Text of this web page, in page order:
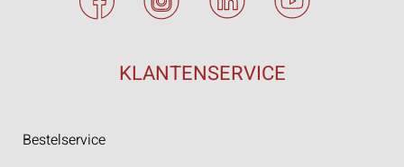
KLANTENSERVICE
Bestelservice